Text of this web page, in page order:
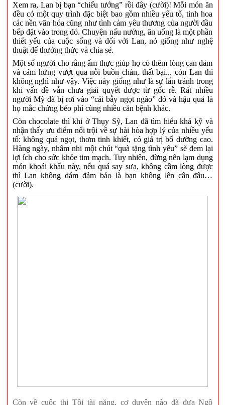
Xem ra, Lan bị bạn “chiếu tướng” rồi đây (cười)! Mỗi món ăn
đều có một quy trình đặc biệt bao gồm nhiều yếu tố, tinh hoa
các nền văn hóa cũng như tình cảm yêu thương của người đầu
bếp đặt vào trong đó. Chuyện nấu nướng, ăn uống là một phần
thiết yếu của cuộc sống và đối với Lan, nó giống như nghệ
thuật để thưởng thức và chia sẻ.
Một số người cho rằng ẩm thực giúp họ có thêm lòng can đảm
và cảm hứng vượt qua nỗi buồn chán, thất bại... còn Lan thì
không nghĩ như vậy. Việc này giống như là sự lẩn tránh trong
khi vấn đề vẫn chưa giải quyết được từ gốc rễ. Rất nhiều
người Mỹ đã bị rơi vào “cái bẫy ngọt ngào” đó và hậu quả là
họ mắc chứng béo phì cùng nhiều căn bệnh khác.
Còn chocolate thì khi ở Thụy Sỹ, Lan đã tìm hiểu khá kỹ và
nhận thấy ưu điểm nổi trội về sự hài hòa hợp lý của nhiều yếu
tố: không quá ngọt, thơm tinh khiết, có giá trị bổ dưỡng cao.
Hàng ngày, nhâm nhi một chút “quà tặng tình yêu” sẽ đem lại
lợi ích cho sức khỏe tim mạch. Tuy nhiên, đừng nên lạm dụng
món khoái khẩu này, nếu quá say sưa, không cầm lòng được
thì Lan không dám đảm bảo là bạn không lên cân đâu…
(cười).
Còn về cuộc thi Tôi tài năng, cơ duyên nào đã đưa Ngô